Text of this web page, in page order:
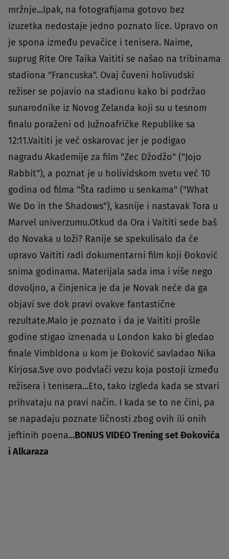
mržnje...Ipak, na fotografijama gotovo bez
izuzetka nedostaje jedno poznato lice. Upravo on
je spona između pevačice i tenisera. Naime,
suprug Rite Ore Taika Vaititi se našao na tribinama
stadiona "Francuska". Ovaj čuveni holivudski
režiser se pojavio na stadionu kako bi podržao
sunarodnike iz Novog Zelanda koji su u tesnom
finalu poraženi od Južnoafričke Republike sa
12:11.Vaititi je već oskarovac jer je podigao
nagradu Akademije za film "Zec Džodžo" ("Jojo
Rabbit"), a poznat je u holividskom svetu već 10
godina od filma "Šta radimo u senkama" ("What
We Do in the Shadows"), kasnije i nastavak Tora u
Marvel univerzumu.Otkud da Ora i Vaititi sede baš
do Novaka u loži? Ranije se spekulisalo da će
upravo Vaititi radi dokumentarni film koji Đoković
snima godinama. Materijala sada ima i više nego
dovoljno, a činjenica je da je Novak neće da ga
objavi sve dok pravi ovakve fantastične
rezultate.Malo je poznato i da je Vaititi prošle
godine stigao iznenada u London kako bi gledao
finale Vimbldona u kom je Đoković savladao Nika
Kirjosa.Sve ovo podvlači vezu koja postoji između
režisera i tenisera...Eto, tako izgleda kada se stvari
prihvataju na pravi način. I kada se to ne čini, pa
se napadaju poznate ličnosti zbog ovih ili onih
jeftinih poena...BONUS VIDEO Trening set Đokovića
i Alkaraza